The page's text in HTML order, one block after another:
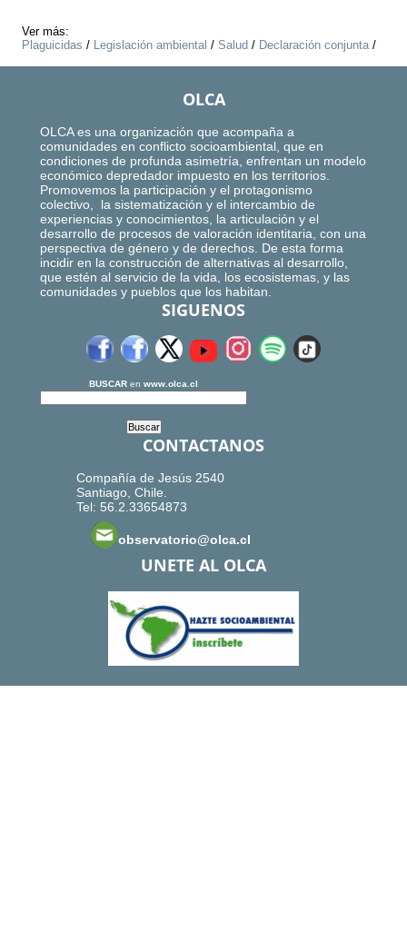
Ver más:
Plaguicidas / Legislación ambiental / Salud / Declaración conjunta/
OLCA
OLCA es una organización que acompaña a
comunidades en conflicto socioambiental, que en
condiciones de profunda asimetría, enfrentan un modelo
económico depredador impuesto en los territorios.
Promovemos la participación y el protagonismo
colectivo, la sistematización y el intercambio de
experiencias y conocimientos, la articulación y el
desarrollo de procesos de valoración identitaria, con una
perspectiva de género y de derechos. De esta forma
incidir en la construcción de alternativas al desarrollo,
que estén al servicio de la vida, los ecosistemas, y las
comunidades y pueblos que los habitan.
SIGUENOS
BUSCAR en www.olca.cl
CONTACTANOS
Compañía de Jesús 2540
Santiago, Chile.
Tel: 56.2.33654873
observatorio@olca.cl
UNETE AL OLCA